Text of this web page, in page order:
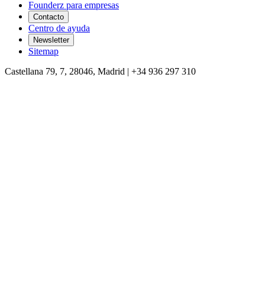
Founderz para empresas
Contacto
Centro de ayuda
Newsletter
Sitemap
Castellana 79, 7, 28046, Madrid | +34 936 297 310